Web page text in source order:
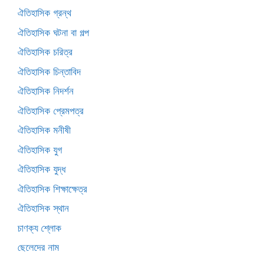
ঐতিহাসিক গ্রন্থ
ঐতিহাসিক ঘটনা বা গল্প
ঐতিহাসিক চরিত্র
ঐতিহাসিক চিন্তাবিদ
ঐতিহাসিক নিদর্শন
ঐতিহাসিক প্রেমপত্র
ঐতিহাসিক মনীষী
ঐতিহাসিক যুগ
ঐতিহাসিক যুদ্ধ
ঐতিহাসিক শিক্ষাক্ষেত্র
ঐতিহাসিক স্থান
চাণক্য শ্লোক
ছেলেদের নাম